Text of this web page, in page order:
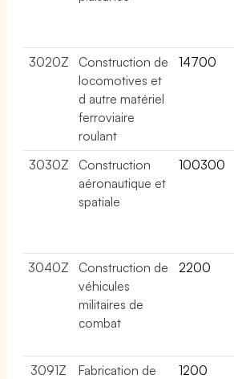
3020Z
Construction de
locomotives et
d autre matériel
ferroviaire
roulant
14700
3030Z
Construction
aéronautique et
spatiale
100300
3040Z
Construction de
véhicules
militaires de
combat
2200
3091Z
Fabrication de
1200